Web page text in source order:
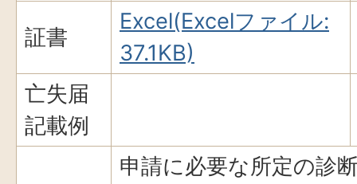
証書
Excel(Excelファイル:
37.1KB)
亡失届
記載例
申請に必要な所定の診